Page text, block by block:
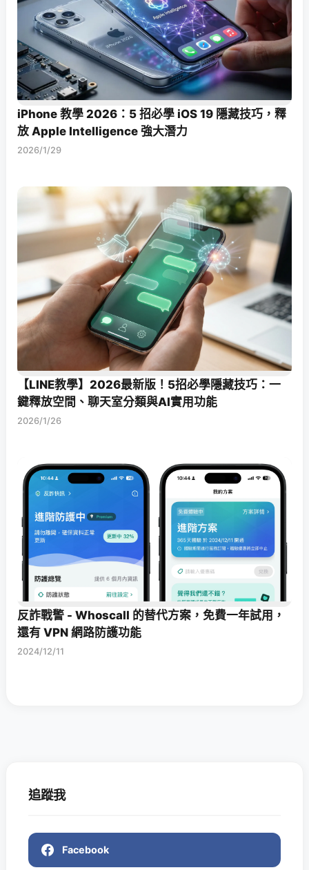
iPhone 教學 2026：5 招必學 iOS 19 隱藏技巧，釋
放 Apple Intelligence 強大潛力
2026/1/29
【LINE教學】2026最新版！5招必學隱藏技巧：一
鍵釋放空間、聊天室分類與AI實用功能
2026/1/26
反詐戰警 - Whoscall 的替代方案，免費一年試用，
還有 VPN 網路防護功能
2024/12/11
追蹤我
Facebook